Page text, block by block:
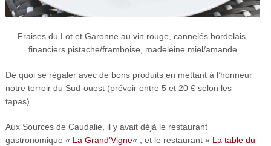
Fraises du Lot et Garonne au vin rouge, cannelés bordelais,
financiers pistache/framboise, madeleine miel/amande
De quoi se régaler avec de bons produits en mettant à l’honneur
notre terroir du Sud-ouest (prévoir entre 5 et 20 € selon les
tapas).
Aux Sources de Caudalie, il y avait déjà le restaurant
gastronomique « La Grand’Vigne« , et le restaurant « La table du